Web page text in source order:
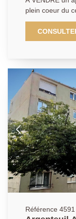
plein coeur du
Idéalement
gare du centre
appartement de
bien
représente une
pour un
Emplacement
commerces,
N'hésitez pas
AP:0134341212
Référence 4591